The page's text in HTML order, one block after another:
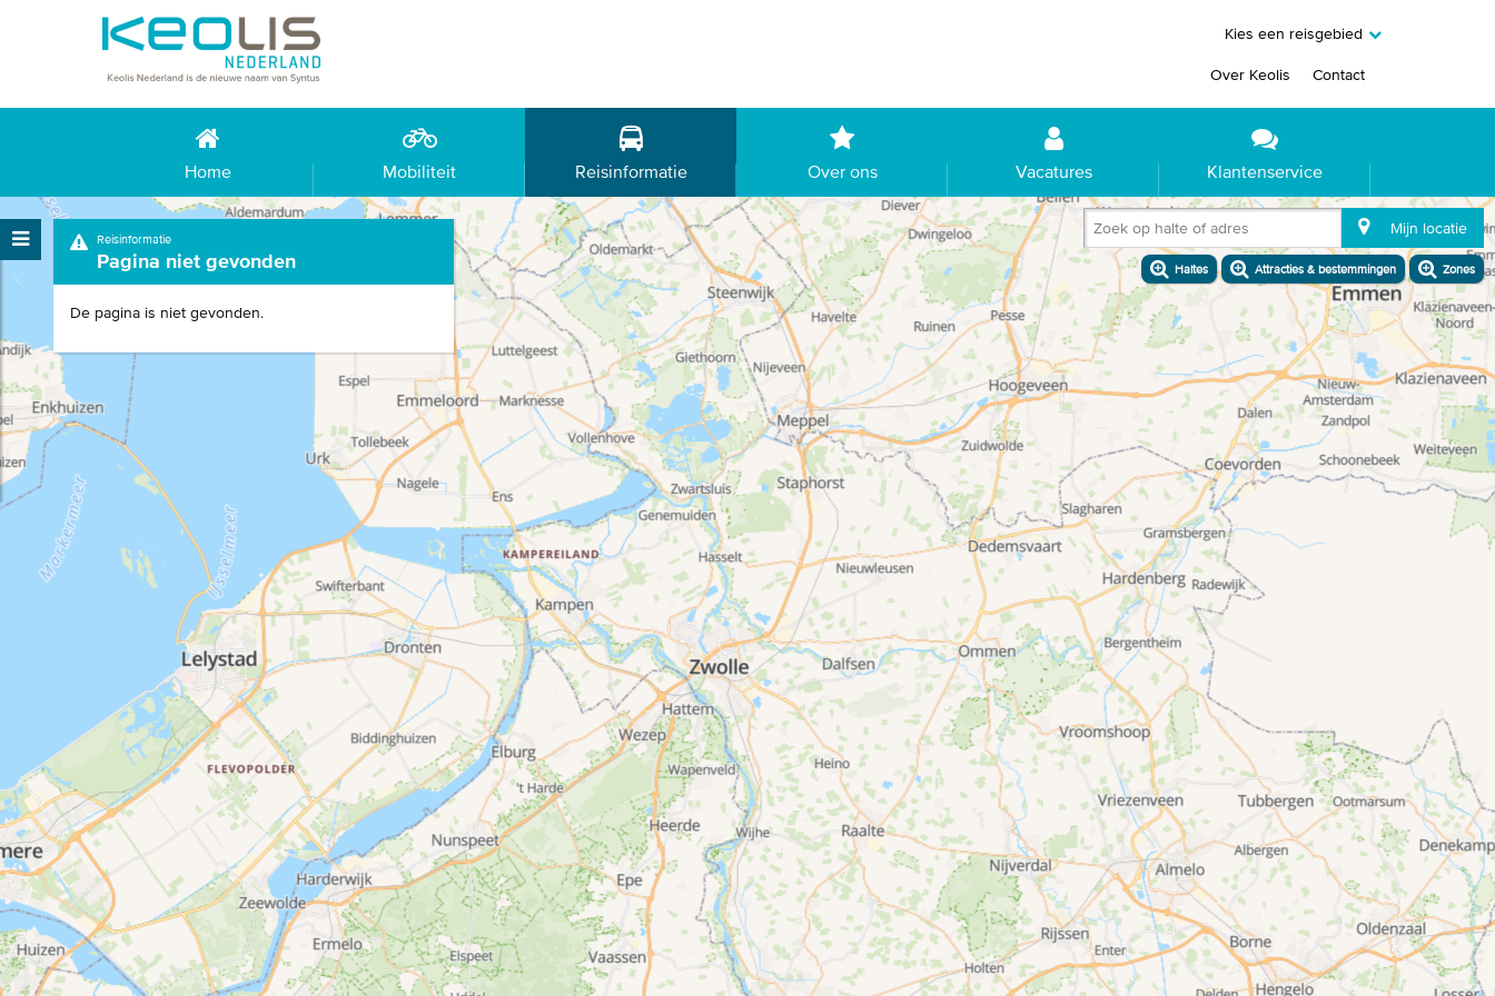
Kies een reisgebied
Over Keolis Contact
Home Mobiliteit Reisinformatie Over ons Vacatures Klantenservice
Zoek op halte of adres Mijn locatie
Haltes Attracties & bestemmingen Zones
Reisinformatie
Pagina niet gevonden
De pagina is niet gevonden.